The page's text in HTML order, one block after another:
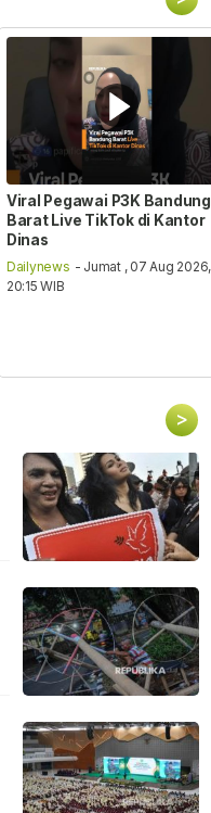
Viral Pegawai P3K Bandung
Barat Live TikTok di Kantor
Dinas
Dailynews - Jumat , 07 Aug 2026,
20:15 WIB
>